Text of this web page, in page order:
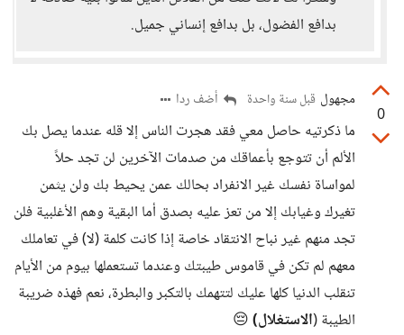
بدافع الفضول، بل بدافع إنساني جميل.
0
مجهول قبل سنة واحدة أضف ردا
ما ذكرتيه حاصل معي فقد هجرت الناس إلا قله عندما يصل بك
الألم أن تتوجع بأعماقك من صدمات الآخرين لن تجد حلاً
لمواساة نفسك غير الانفراد بحالك عمن يحيط بك ولن يثمن
تغيرك وغيابك إلا من تعز عليه بصدق أما البقية وهم الأغلبية فلن
تجد منهم غير نباح الانتقاد خاصة إذا كانت كلمة (لا) في تعاملك
معهم لم تكن في قاموس طيبتك وعندما تستعملها بيوم من الأيام
تنقلب الدنيا كلها عليك لتتهمك بالتكبر والبطرة، نعم فهذه ضريبة
الطيبة (الاستغلال)😔